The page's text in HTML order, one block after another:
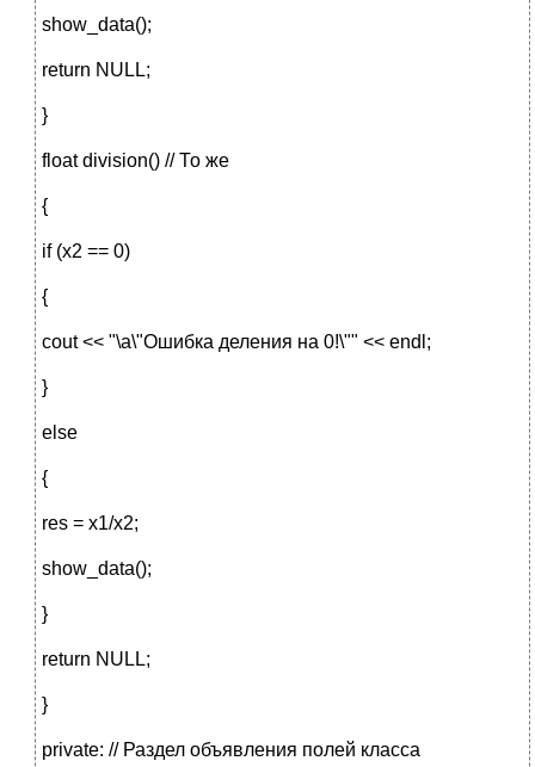
show_data();
return NULL;
}
float division() // То же
{
if (x2 == 0)
{
cout << "\a\"Ошибка деления на 0!\"" << endl;
}
else
{
res = x1/x2;
show_data();
}
return NULL;
}
private: // Раздел объявления полей класса